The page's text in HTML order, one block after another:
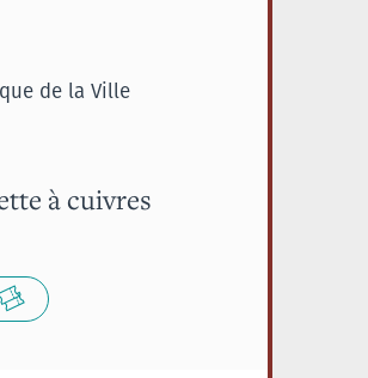
de la Ville
à cuivres